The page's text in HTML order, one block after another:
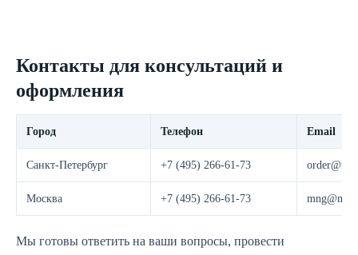
Контакты для консультаций и
оформления
Город Телефон Email
Санкт-Петербург +7 (495) 266-61-73
Москва +7 (495) 266-61-73
Мы готовы ответить на ваши вопросы, провести